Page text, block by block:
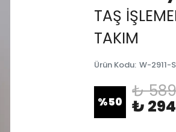
TAŞ
TAKIM
Ürün Kodu: W-2911-
%50
₺
₺